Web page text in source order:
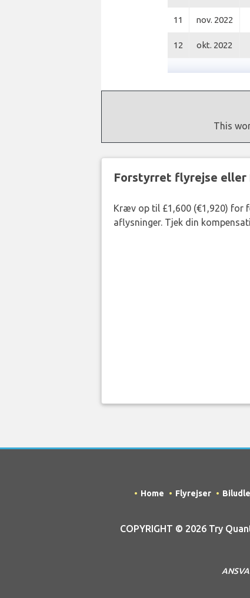
11 nov. 2022
12 okt. 2022
This
Forstyrret flyrejse eller
Kræv op til £1,600 (€1,920) for
aflysninger. Tjek din
Home Flyrejser
COPYRIGHT © 2026 Try